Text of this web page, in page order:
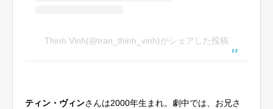
Thịnh Vinh(@tran_thinh_vinh)がシェアした投稿
ティン・ヴィンさんは2000年生まれ。劇中では、お兄さ